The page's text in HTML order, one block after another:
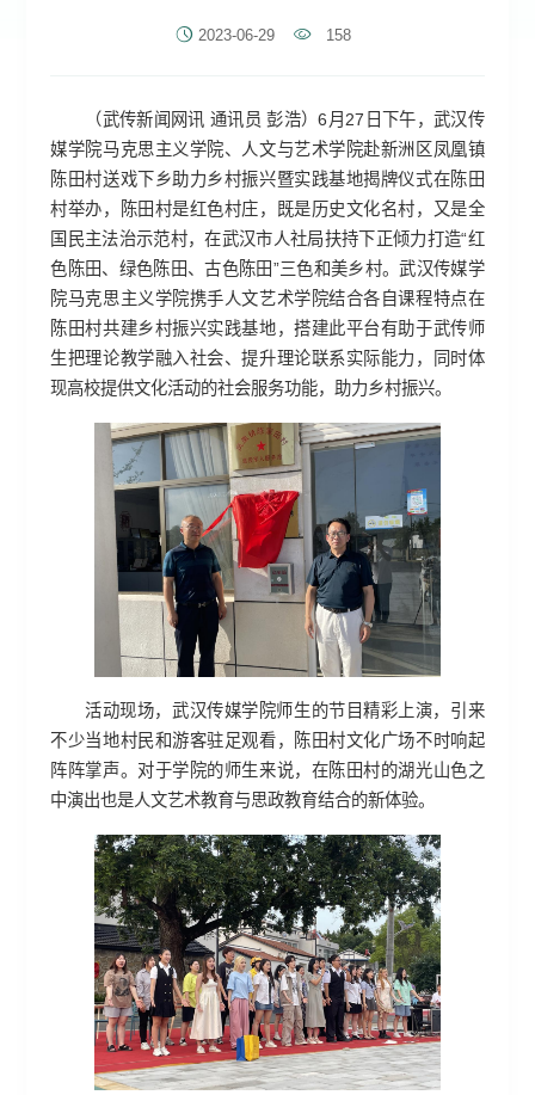
2023-06-29 158
（武传新闻网讯 通讯员 彭浩）6月27日下午，武汉传
媒学院马克思主义学院、人文与艺术学院赴新洲区凤凰镇
陈田村送戏下乡助力乡村振兴暨实践基地揭牌仪式在陈田
村举办，陈田村是红色村庄，既是历史文化名村，又是全
国民主法治示范村，在武汉市人社局扶持下正倾力打造“红
色陈田、绿色陈田、古色陈田”三色和美乡村。武汉传媒学
院马克思主义学院携手人文艺术学院结合各自课程特点在
陈田村共建乡村振兴实践基地，搭建此平台有助于武传师
生把理论教学融入社会、提升理论联系实际能力，同时体
现高校提供文化活动的社会服务功能，助力乡村振兴。
活动现场，武汉传媒学院师生的节目精彩上演，引来
不少当地村民和游客驻足观看，陈田村文化广场不时响起
阵阵掌声。对于学院的师生来说，在陈田村的湖光山色之
中演出也是人文艺术教育与思政教育结合的新体验。